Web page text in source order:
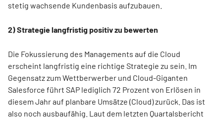
stetig wachsende Kundenbasis aufzubauen.
2) Strategie langfristig positiv zu bewerten
Die Fokussierung des Managements auf die Cloud
erscheint langfristig eine richtige Strategie zu sein. Im
Gegensatz zum Wettberwerber und Cloud-Giganten
Salesforce führt SAP lediglich 72 Prozent von Erlösen in
diesem Jahr auf planbare Umsätze (Cloud) zurück. Das ist
also noch ausbaufähig. Laut dem letzten Quartalsbericht